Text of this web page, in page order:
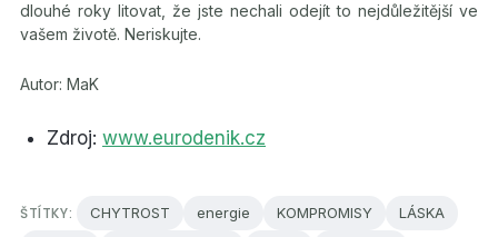
dlouhé roky litovat, že jste nechali odejít to nejdůležitější ve
vašem životě. Neriskujte.
Autor: MaK
Zdroj: www.eurodenik.cz
ŠTÍTKY: CHYTROST energie KOMPROMISY
LÁSKA